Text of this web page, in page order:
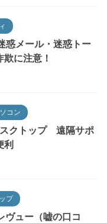
惑メール・迷惑トー
に注意！
コン
クトップ 遠隔サポ
利
プ
ュー（嘘の口コ